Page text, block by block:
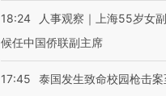
18:24
人事观察｜上海55岁女
候任中国侨联副主席
17:45 泰国发生致命校园枪击